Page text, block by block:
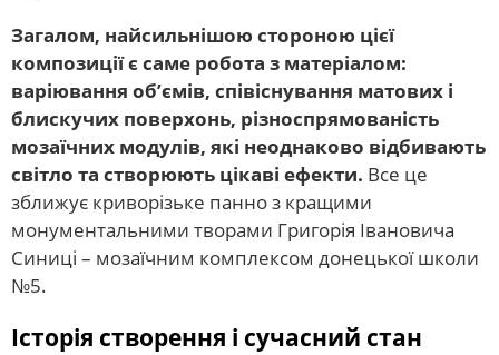
Загалом, найсильнішою стороною цієї
композиції є саме робота з матеріалом:
варіювання об’ємів, співіснування матових і
блискучих поверхонь, різноспрямованість
мозаїчних модулів, які неоднаково відбивають
світло та створюють цікаві ефекти. Все це
зближує криворізьке панно з кращими
монументальними творами Григорія Івановича
Синиці – мозаїчним комплексом донецької школи
№5.
Історія створення і сучасний стан